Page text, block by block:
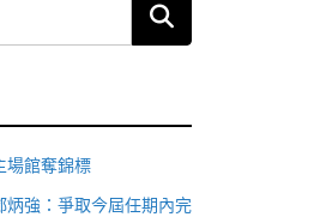
場館奪錦標
強：爭取今屆任期內完